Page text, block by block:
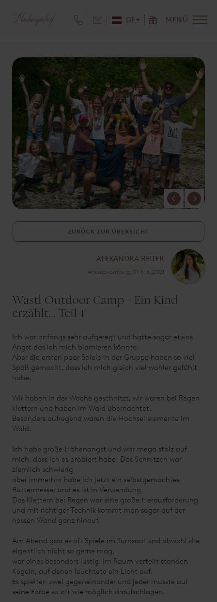
DE MENÜ
ZURÜCK ZUR ÜBERSICHT
ALEXANDRA REITER
#neuesvomberg, 01. Mai 2021
Wastl Outdoor Camp - Ein Kind
erzählt... Teil 1
Ich war anfangs sehr aufgeregt und hatte sogar etwas
Angst das ich mich blamieren könnte.
Aber die ersten paar Spiele in der Gruppe haben so viel
Spaß gemacht, dass ich mich gleich viel wohler gefühlt
habe.
Wir haben in der Woche geschnitzt, wir waren bei Regen
klettern und haben im Wald übernachtet.
Besonders aufregend waren die Hochseilelemente im
Wald.
Ich habe große Höhenangst und war mega stolz auf
mich, dass ich es probiert habe! Das Schnitzen war
ziemlich schwierig
aber immerhin habe ich jetzt ein selbstgemachtes
Buttermesser und es ist in Verwendung.
Das Klettern bei Regen war eine große Herausforderung
und mit richtiger Technik kommt man sogar auf der
nassen Wand ganz hinauf.
Am Abend gab es oft Spiele im Turnsaal und obwohl die
eigentlich nicht so gerne mag,
war eines besonders lustig. Im Raum verteilt standen
Kegeln, auf denen leuchtete ein Licht auf.
Es spielten zwei gegeneinander und jeder musste auf
seine Farbe so oft wie möglich draufschlagen.